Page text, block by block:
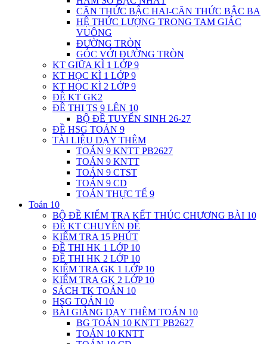
CĂN THỨC BẬC HAI-CĂN THỨC BẬC BA
HỆ THỨC LƯỢNG TRONG TAM GIÁC
VUÔNG
ĐƯỜNG TRÒN
GÓC VỚI ĐƯỜNG TRÒN
KT GIỮA KÌ 1 LỚP 9
KT HỌC KÌ 1 LỚP 9
KT HỌC KÌ 2 LỚP 9
ĐỀ KT GK2
ĐỀ THI TS 9 LÊN 10
BỘ ĐỀ TUYỂN SINH 26-27
ĐỀ HSG TOÁN 9
TÀI LIỆU DẠY THÊM
TOÁN 9 KNTT PB2627
TOÁN 9 KNTT
TOÁN 9 CTST
TOÁN 9 CD
TOÁN THỰC TẾ 9
Toán 10
BỘ ĐỀ KIỂM TRA KẾT THÚC CHƯƠNG BÀI 10
ĐỀ KT CHUYÊN ĐỀ
KIỂM TRA 15 PHÚT
ĐỀ THI HK 1 LỚP 10
ĐỀ THI HK 2 LỚP 10
KIỂM TRA GK 1 LỚP 10
KIỂM TRA GK 2 LỚP 10
SÁCH TK TOÁN 10
HSG TOÁN 10
BÀI GIẢNG DẠY THÊM TOÁN 10
BG TOÁN 10 KNTT PB2627
TOÁN 10 KNTT